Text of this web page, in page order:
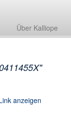
Über Kalliope
anzeigen